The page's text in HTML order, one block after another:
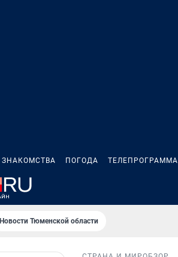
ЗНАКОМСТВА ПОГОДА ТЕЛЕПРОГРАММА
Новости Тюменской области